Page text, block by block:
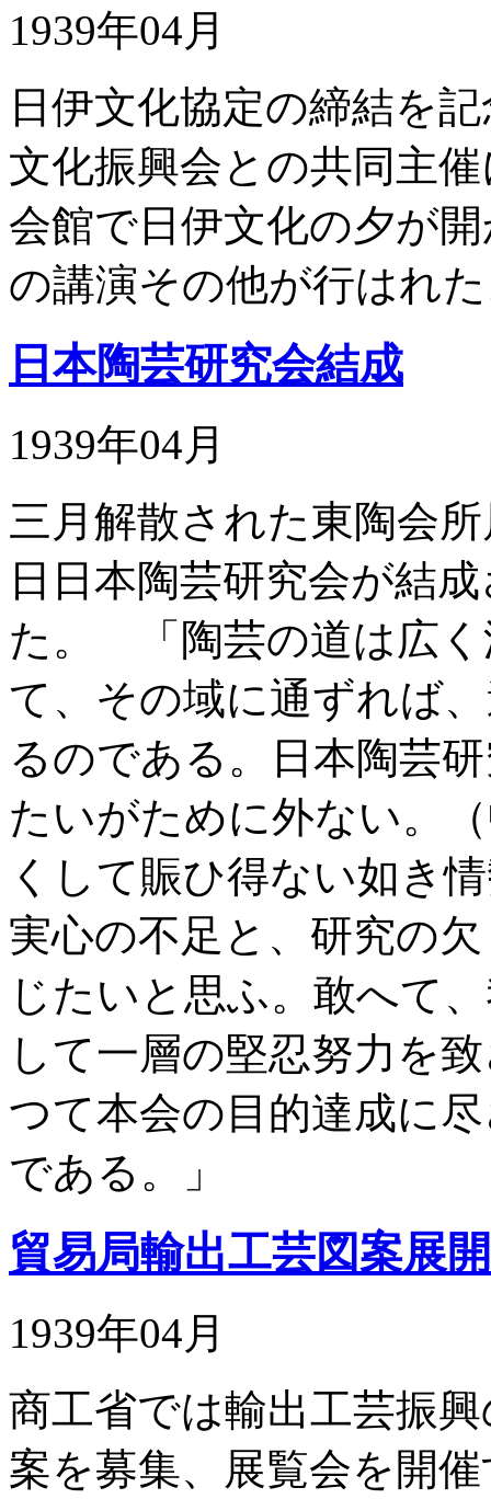
1939年04月
日伊文化協定の締結を
文化振興会との共同主
会館で日伊文化の夕が
の講演その他が行はれ
日本陶芸研究会結成
1939年04月
三月解散された東陶会
日日本陶芸研究会が結
た。 「陶芸の道は広く
て、その域に通ずれば
るのである。日本陶芸
たいがために外ない。
くして賑ひ得ない如き
実心の不足と、研究の
じたいと思ふ。敢へて
して一層の堅忍努力を
つて本会の目的達成に
である。」
貿易局輸出工芸図案展
1939年04月
商工省では輸出工芸振
案を募集、展覧会を開